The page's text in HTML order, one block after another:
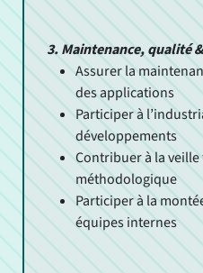
3. Maintenance, qualité
Assurer la
des applications
Participer à
développements
Contribuer à la
méthodologique
Participer à la
équipes internes